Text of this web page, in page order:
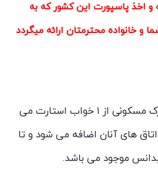
و اخذ پاسپورت این کشور که به
و خانواده محترمتان ارائه میگردد
آپارتمان های این شهرک مسکونی از ۱ خواب استارت می
اتاق های آنان اضافه می شود و تا